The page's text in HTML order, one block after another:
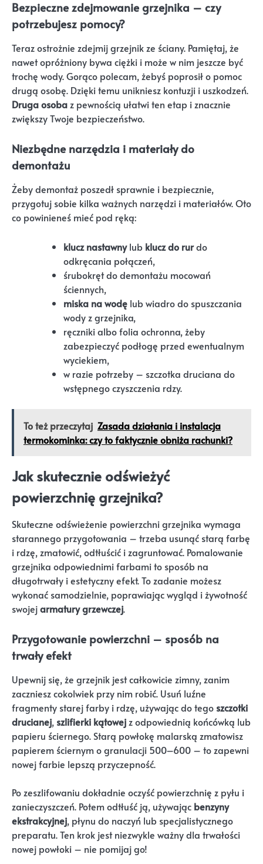
Bezpieczne zdejmowanie grzejnika – czy
potrzebujesz pomocy?
Teraz ostrożnie zdejmij grzejnik ze ściany. Pamiętaj, że
nawet opróżniony bywa ciężki i może w nim jeszcze być
trochę wody. Gorąco polecam, żebyś poprosił o pomoc
drugą osobę. Dzięki temu unikniesz kontuzji i uszkodzeń.
Druga osobaz pewnością ułatwi ten etap i znacznie
zwiększy Twoje bezpieczeństwo.
Niezbędne narzędzia i materiały do
demontażu
Żeby demontaż poszedł sprawnie i bezpiecznie,
przygotuj sobie kilka ważnych narzędzi i materiałów. Oto
co powinieneś mieć pod ręką:
klucz nastawnylub klucz do rurdo
odkręcania połączeń,
śrubokręt do demontażu mocowań
ściennych,
miska na wodę lub wiadro do spuszczania
wody z grzejnika,
ręczniki albo folia ochronna, żeby
zabezpieczyć podłogę przed ewentualnym
wyciekiem,
w razie potrzeby – szczotka druciana do
wstępnego czyszczenia rdzy.
To też przeczytaj Zasada działania i instalacja
termokominka: czy to faktycznie obniża rachunki?
Jak skutecznie odświeżyć
powierzchnię grzejnika?
Skuteczne odświeżenie powierzchni grzejnika wymaga
starannego przygotowania – trzeba usunąć starą farbę
i rdzę, zmatowić, odtłuścić i zagruntować. Pomalowanie
grzejnika odpowiednimi farbami to sposób na
długotrwały i estetyczny efekt. To zadanie możesz
wykonać samodzielnie, poprawiając wygląd i żywotność
swojejarmatury grzewczej.
Przygotowanie powierzchni – sposób na
trwały efekt
Upewnij się, że grzejnik jest całkowicie zimny, zanim
zaczniesz cokolwiek przy nim robić. Usuń luźne
fragmenty starej farby i rdzę, używając do tego szczotki
drucianej, szlifierki kątowejz odpowiednią końcówką lub
papieru ściernego. Starą powłokę malarską zmatowisz
papierem ściernym o granulacji 500–600 – to zapewni
nowej farbie lepszą przyczepność.
Po zeszlifowaniu dokładnie oczyść powierzchnię z pyłu i
zanieczyszczeń. Potem odtłuść ją, używając benzyny
ekstrakcyjnej, płynu do naczyń lub specjalistycznego
preparatu. Ten krok jest niezwykle ważny dla trwałości
nowej powłoki – nie pomijaj go!